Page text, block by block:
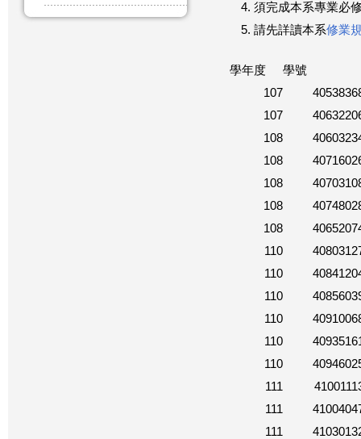
須完成本系專業必
請先詳讀本系修業
學年度
學號
107
107
108
108
108
108
108
110
110
110
110
110
110
111
111
111